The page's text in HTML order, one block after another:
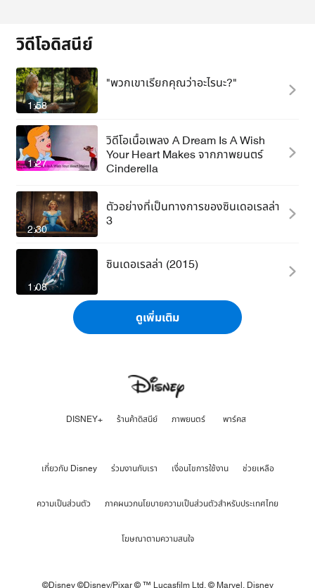
วิดีโอดิสนีย์
1:58
"พวกเขาเรียกคุณว่าอะไรนะ?"
1:27
วิดีโอเนื้อเพลง A Dream Is A Wish
Your Heart Makes จากภาพยนตร์
Cinderella
2:30
ตัวอย่างที่เป็นทางการของซินเดอเรลล่า
3
1:08
ซินเดอเรลล่า (2015)
ดูเพิ่มเติม
DISNEY+ ร้านค้าดิสนีย์ ภาพยนตร์ พาร์คส
เกี่ยวกับ Disney ร่วมงานกับเรา เงื่อนไขการใช้งาน ช่วยเหลือ
ความเป็นส่วนตัว ภาคผนวกนโยบายความเป็นส่วนตัวสำหรับประเทศไทย
โฆษณาตามความสนใจ
©Disney ©Disney/Pixar © ™ Lucasfilm Ltd. © Marvel, Disney